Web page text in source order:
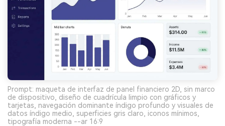
Prompt: maqueta de interfaz de panel financiero 2D, sin marco
de dispositivo, diseño de cuadrícula limpio con gráficos y
tarjetas, navegación dominante índigo profundo y visuales de
datos índigo medio, superficies gris claro, iconos mínimos,
tipografía moderna --ar 16:9